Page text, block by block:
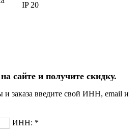
IP 20
сайте и получите скидку.
заказа введите свой ИНН, email и
ИНН: *